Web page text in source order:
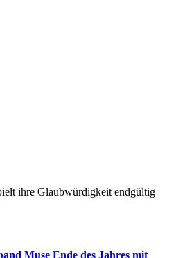
ihre Glaubwürdigkeit endgültig
Muse Ende des Jahres mit